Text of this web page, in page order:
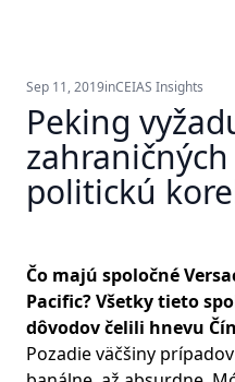
Sep 11, 2019inCEIAS Insights
Peking
politickú
Čo majú spoločné
Pacific? Všetky tieto
dôvodov čelili hnevu
Pozadie väčšiny